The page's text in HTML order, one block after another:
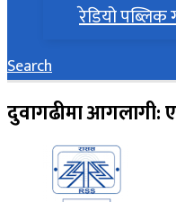
रेडियो पब्लिक
Search
दुवागढीमा आगलागी: